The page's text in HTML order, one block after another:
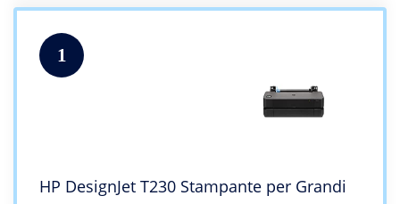
1
HP DesignJet T230 Stampante per Grandi